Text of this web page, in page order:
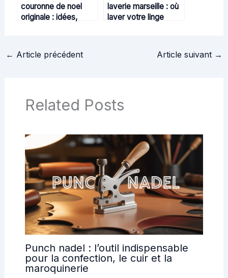
couronne de noel
originale : idées,
laverie marseille : où
laver votre linge
← Article précédent Article suivant →
Related Posts
Punch nadel : l’outil indispensable
pour la confection, le cuir et la
maroquinerie